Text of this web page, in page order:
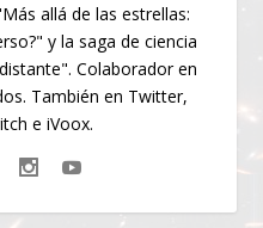
allá de las estrellas:
y la saga de ciencia
Colaborador en
También en Twitter,
e iVoox.